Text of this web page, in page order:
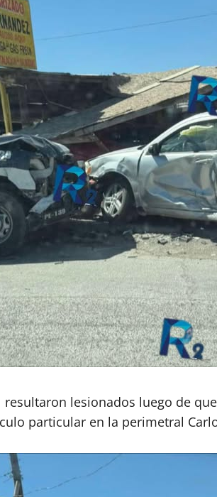
resultaron lesionados luego de
particular en la perimetral